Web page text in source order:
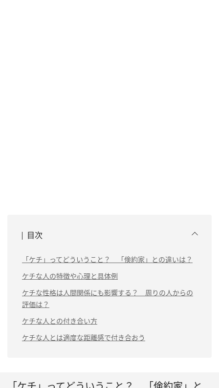
目次
「ケチ」ってどういうこと？ 「倹約家」との違いは？
ケチな人の特徴や心理と具体例
ケチな性格は人間関係にも影響する？ 周りの人からの
評価は？
ケチな人との付き合い方
ケチな人とは適度な距離感で付き合おう